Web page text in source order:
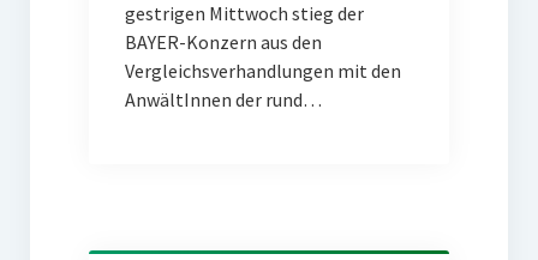
gestrigen Mittwoch stieg der
BAYER-Konzern aus den
Vergleichsverhandlungen mit den
AnwältInnen der rund…